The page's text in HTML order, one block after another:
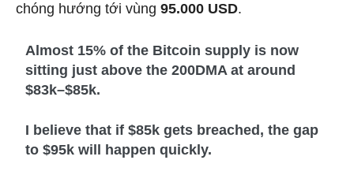
chóng hướng tới vùng 95.000 USD.
Almost 15% of the Bitcoin supply is now
sitting just above the 200DMA at around
$83k–$85k.
I believe that if $85k gets breached, the gap
to $95k will happen quickly.